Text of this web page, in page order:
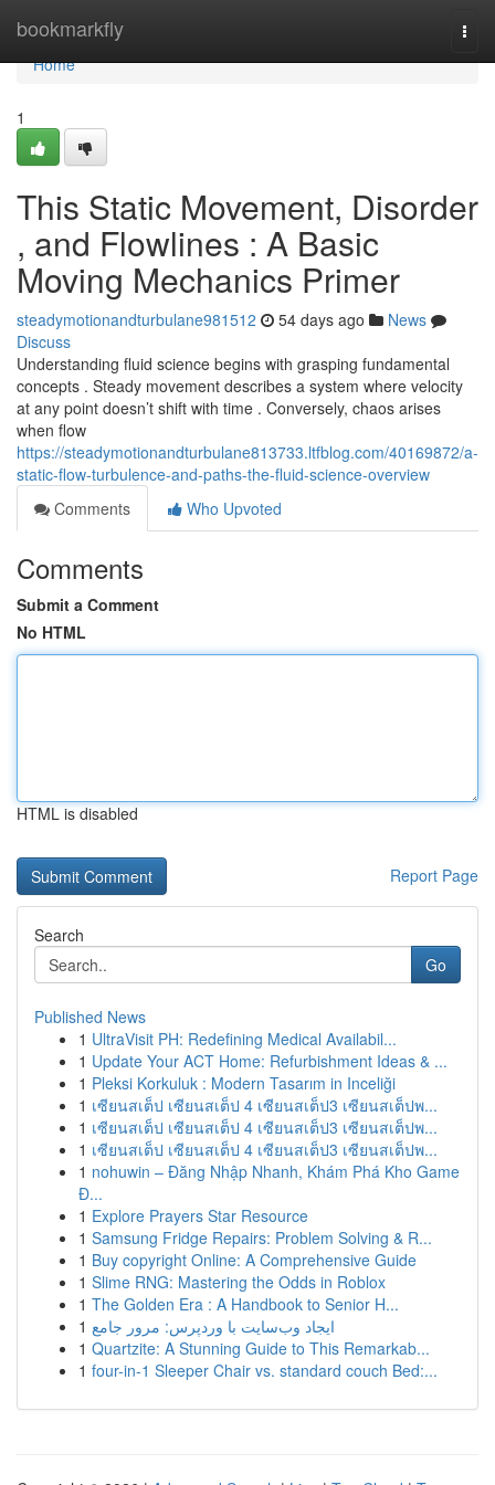
bookmarkfly
Home
Home
1
This Static Movement, Disorder
, and Flowlines : A Basic
Moving Mechanics Primer
steadymotionandturbulane981512 54 days ago
News
Discuss
Understanding fluid science begins with grasping fundamental
concepts . Steady movement describes a system where velocity
at any point doesn’t shift with time . Conversely, chaos arises
when flow
https://steadymotionandturbulane813733.ltfblog.com/40169872/a-
static-flow-turbulence-and-paths-the-fluid-science-overview
Comments
Who Upvoted
Comments
Submit a Comment
No HTML
HTML is disabled
Report Page
Search
Go
Published News
1 UltraVisit PH: Redefining Medical Availabil...
1 Update Your ACT Home: Refurbishment Ideas & ...
1 Pleksi Korkuluk : Modern Tasarım in Inceliği
1 เซียนสเต็ป เซียนสเต็ป 4 เซียนสเต็ป3 เซียนสเต็ปพ...
1 เซียนสเต็ป เซียนสเต็ป 4 เซียนสเต็ป3 เซียนสเต็ปพ...
1 เซียนสเต็ป เซียนสเต็ป 4 เซียนสเต็ป3 เซียนสเต็ปพ...
1 nohuwin – Đăng Nhập Nhanh, Khám Phá Kho Game
Đ...
1 Explore Prayers Star Resource
1 Samsung Fridge Repairs: Problem Solving & R...
1 Buy copyright Online: A Comprehensive Guide
1 Slime RNG: Mastering the Odds in Roblox
1 The Golden Era : A Handbook to Senior H...
1 ایجاد وب‌سایت با وردپرس: مرور جامع
1 Quartzite: A Stunning Guide to This Remarkab...
1 four-in-1 Sleeper Chair vs. standard couch Bed:...